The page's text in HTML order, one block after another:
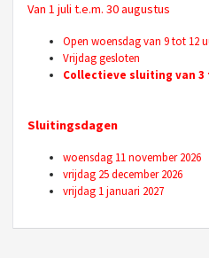
Van 1 juli t.e.m. 30 augustus
Open woensdag van 9 tot 12
Vrijdag gesloten
Collectieve sluiting van 3
Sluitingsdagen
woensdag 11 november 2026
vrijdag 25 december 2026
vrijdag 1 januari 2027